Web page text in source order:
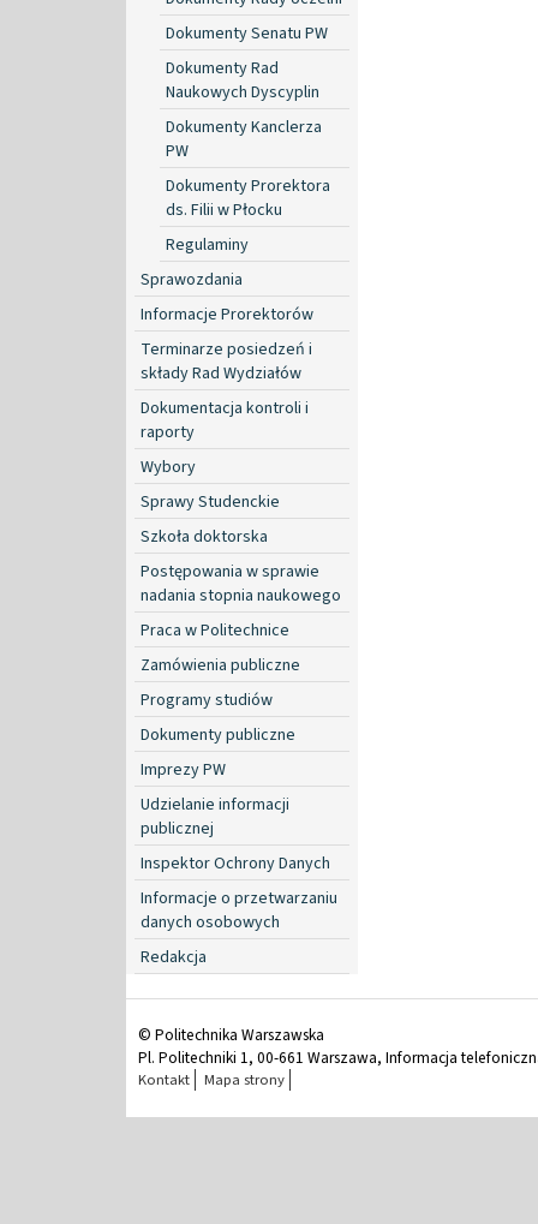
Dokumenty Senatu PW
Dokumenty Rad
Naukowych Dyscyplin
Dokumenty Kanclerza
PW
Dokumenty Prorektora
ds. Filii w Płocku
Regulaminy
Sprawozdania
Informacje Prorektorów
Terminarze posiedzeń i
składy Rad Wydziałów
Dokumentacja kontroli i
raporty
Wybory
Sprawy Studenckie
Szkoła doktorska
Postępowania w sprawie
nadania stopnia naukowego
Praca w Politechnice
Zamówienia publiczne
Programy studiów
Dokumenty publiczne
Imprezy PW
Udzielanie informacji
publicznej
Inspektor Ochrony Danych
Informacje o przetwarzaniu
danych osobowych
Redakcja
© Politechnika Warszawska
Pl. Politechniki 1, 00-661 Warszawa, Informacja
Kontakt Mapa strony